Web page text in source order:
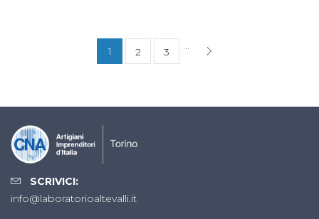
1 2 3 ...
SCRIVICI:
info@laboratorioaltevalli.it